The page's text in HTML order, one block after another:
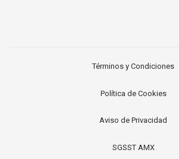
Términos y Condiciones
Política de Cookies
Aviso de Privacidad
SGSST AMX